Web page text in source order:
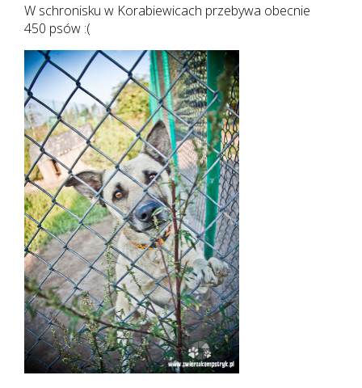
W schronisku w Korabiewicach przebywa obecnie
450 psów :(